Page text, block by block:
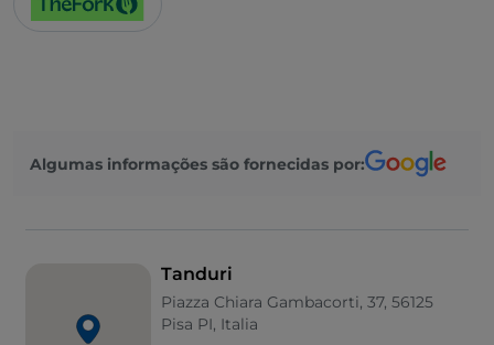
Algumas informações são fornecidas por:
Tanduri
Piazza Chiara Gambacorti, 37, 56125
Pisa PI, Italia